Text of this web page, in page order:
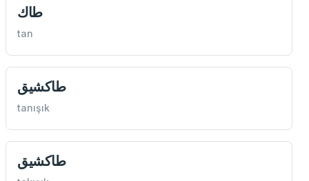
طاك
tan
طاكشيق
tanışık
طاكشيق